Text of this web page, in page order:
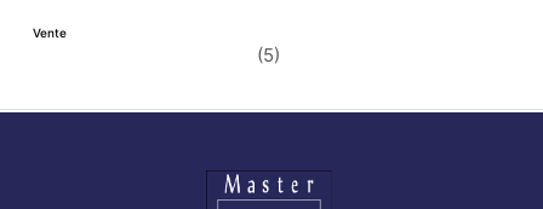
Vente
(5)